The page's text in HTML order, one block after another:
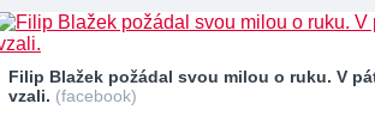
Filip Blažek požádal svou milou o ruku. V
vzali. (facebook)